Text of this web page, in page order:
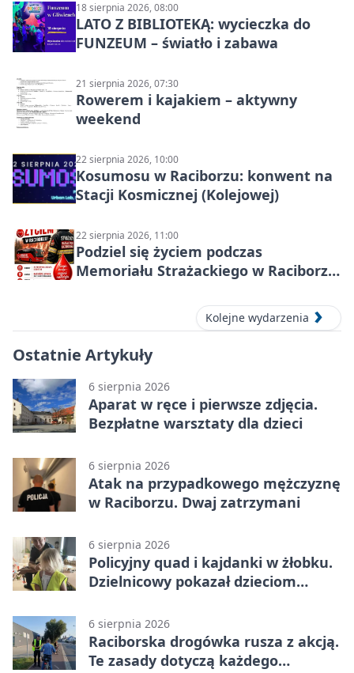
18 sierpnia 2026, 08:00
LATO Z BIBLIOTEKĄ: wycieczka do
FUNZEUM – światło i zabawa
21 sierpnia 2026, 07:30
Rowerem i kajakiem – aktywny
weekend
22 sierpnia 2026, 10:00
Kosumosu w Raciborzu: konwent na
Stacji Kosmicznej (Kolejowej)
22 sierpnia 2026, 11:00
Podziel się życiem podczas
Memoriału Strażackiego w Raciborzu
Kolejne wydarzenia
Ostatnie Artykuły
6 sierpnia 2026
Aparat w ręce i pierwsze zdjęcia.
Bezpłatne warsztaty dla dzieci
6 sierpnia 2026
Atak na przypadkowego mężczyznę
w Raciborzu. Dwaj zatrzymani
6 sierpnia 2026
Policyjny quad i kajdanki w żłobku.
Dzielnicowy pokazał dzieciom
6 sierpnia 2026
Raciborska drogówka rusza z akcją.
Te zasady dotyczą każdego